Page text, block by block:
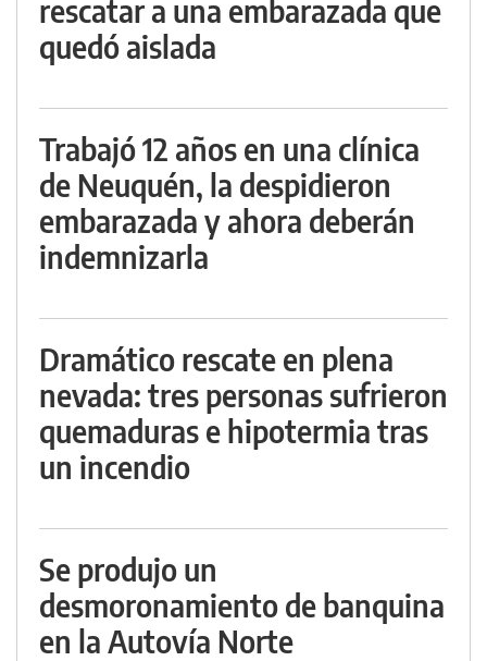
rescatar a una embarazada que
quedó aislada
Trabajó 12 años en una clínica
de Neuquén, la despidieron
embarazada y ahora deberán
indemnizarla
Dramático rescate en plena
nevada: tres personas sufrieron
quemaduras e hipotermia tras
un incendio
Se produjo un
desmoronamiento de banquina
en la Autovía Norte